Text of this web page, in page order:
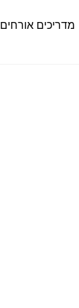
מדריכים אורחים